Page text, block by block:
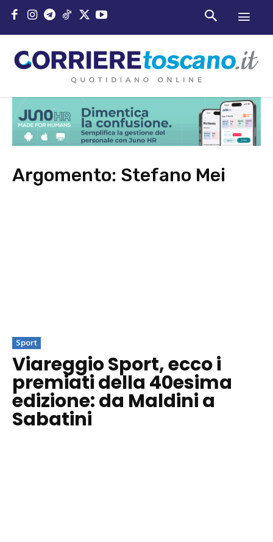
Argomento: Stefano Mei
Sport
Viareggio Sport, ecco i
premiati della 40esima
edizione: da Maldini a
Sabatini